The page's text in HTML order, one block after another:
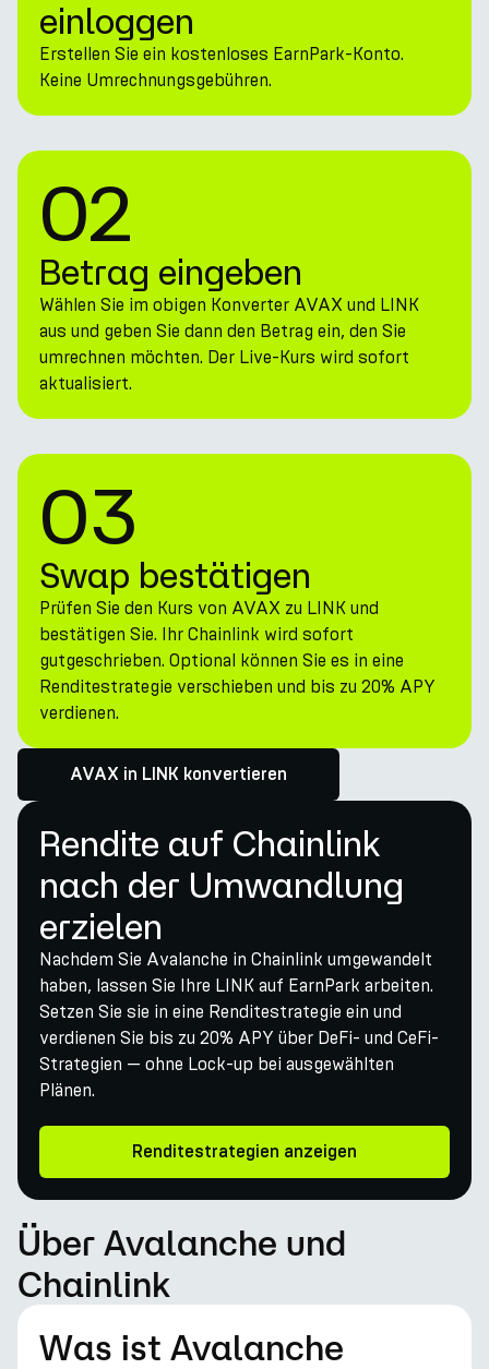
einloggen
Erstellen Sie ein kostenloses EarnPark-Konto.
Keine Umrechnungsgebühren.
02
Betrag eingeben
Wählen Sie im obigen Konverter AVAX und LINK
aus und geben Sie dann den Betrag ein, den Sie
umrechnen möchten. Der Live-Kurs wird sofort
aktualisiert.
03
Swap bestätigen
Prüfen Sie den Kurs von AVAX zu LINK und
bestätigen Sie. Ihr Chainlink wird sofort
gutgeschrieben. Optional können Sie es in eine
Renditestrategie verschieben und bis zu 20% APY
verdienen.
AVAX in LINK konvertieren
Rendite auf Chainlink
nach der Umwandlung
erzielen
Nachdem Sie Avalanche in Chainlink umgewandelt
haben, lassen Sie Ihre LINK auf EarnPark arbeiten.
Setzen Sie sie in eine Renditestrategie ein und
verdienen Sie bis zu 20% APY über DeFi- und CeFi-
Strategien — ohne Lock-up bei ausgewählten
Plänen.
Renditestrategien anzeigen
Über Avalanche und
Chainlink
Was ist Avalanche